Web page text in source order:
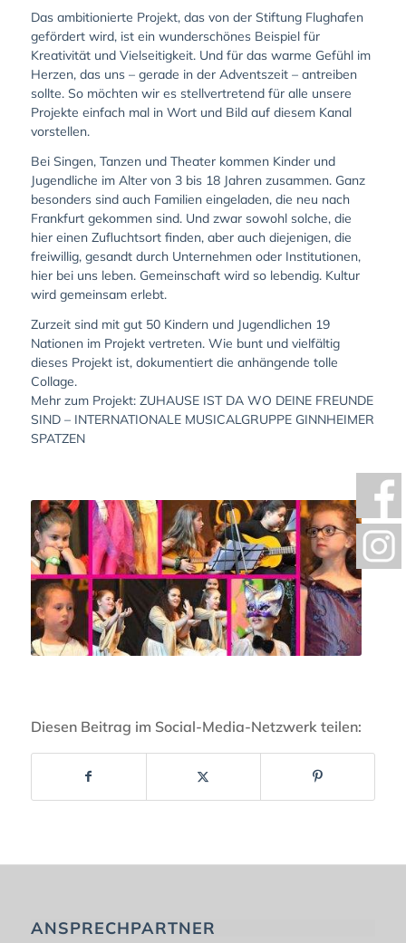
Das ambitionierte Projekt, das von der Stiftung Flughafen
gefördert wird, ist ein wunderschönes Beispiel für
Kreativität und Vielseitigkeit. Und für das warme Gefühl im
Herzen, das uns – gerade in der Adventszeit – antreiben
sollte. So möchten wir es stellvertretend für alle unsere
Projekte einfach mal in Wort und Bild auf diesem Kanal
vorstellen.
Bei Singen, Tanzen und Theater kommen Kinder und
Jugendliche im Alter von 3 bis 18 Jahren zusammen. Ganz
besonders sind auch Familien eingeladen, die neu nach
Frankfurt gekommen sind. Und zwar sowohl solche, die
hier einen Zufluchtsort finden, aber auch diejenigen, die
freiwillig, gesandt durch Unternehmen oder Institutionen,
hier bei uns leben. Gemeinschaft wird so lebendig. Kultur
wird gemeinsam erlebt.
Zurzeit sind mit gut 50 Kindern und Jugendlichen 19
Nationen im Projekt vertreten. Wie bunt und vielfältig
dieses Projekt ist, dokumentiert die anhängende tolle
Collage.
Mehr zum Projekt: ZUHAUSE IST DA WO DEINE FREUNDE
SIND – INTERNATIONALE MUSICALGRUPPE GINNHEIMER
SPATZEN
Diesen Beitrag im Social-Media-Netzwerk teilen:
ANSPRECHPARTNER